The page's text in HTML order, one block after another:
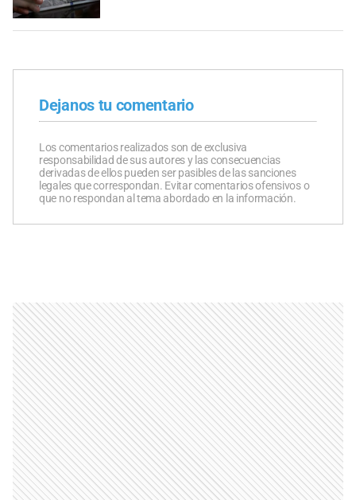
Dejanos tu comentario
Los comentarios realizados son de exclusiva
responsabilidad de sus autores y las consecuencias
derivadas de ellos pueden ser pasibles de las sanciones
legales que correspondan. Evitar comentarios ofensivos o
que no respondan al tema abordado en la información.